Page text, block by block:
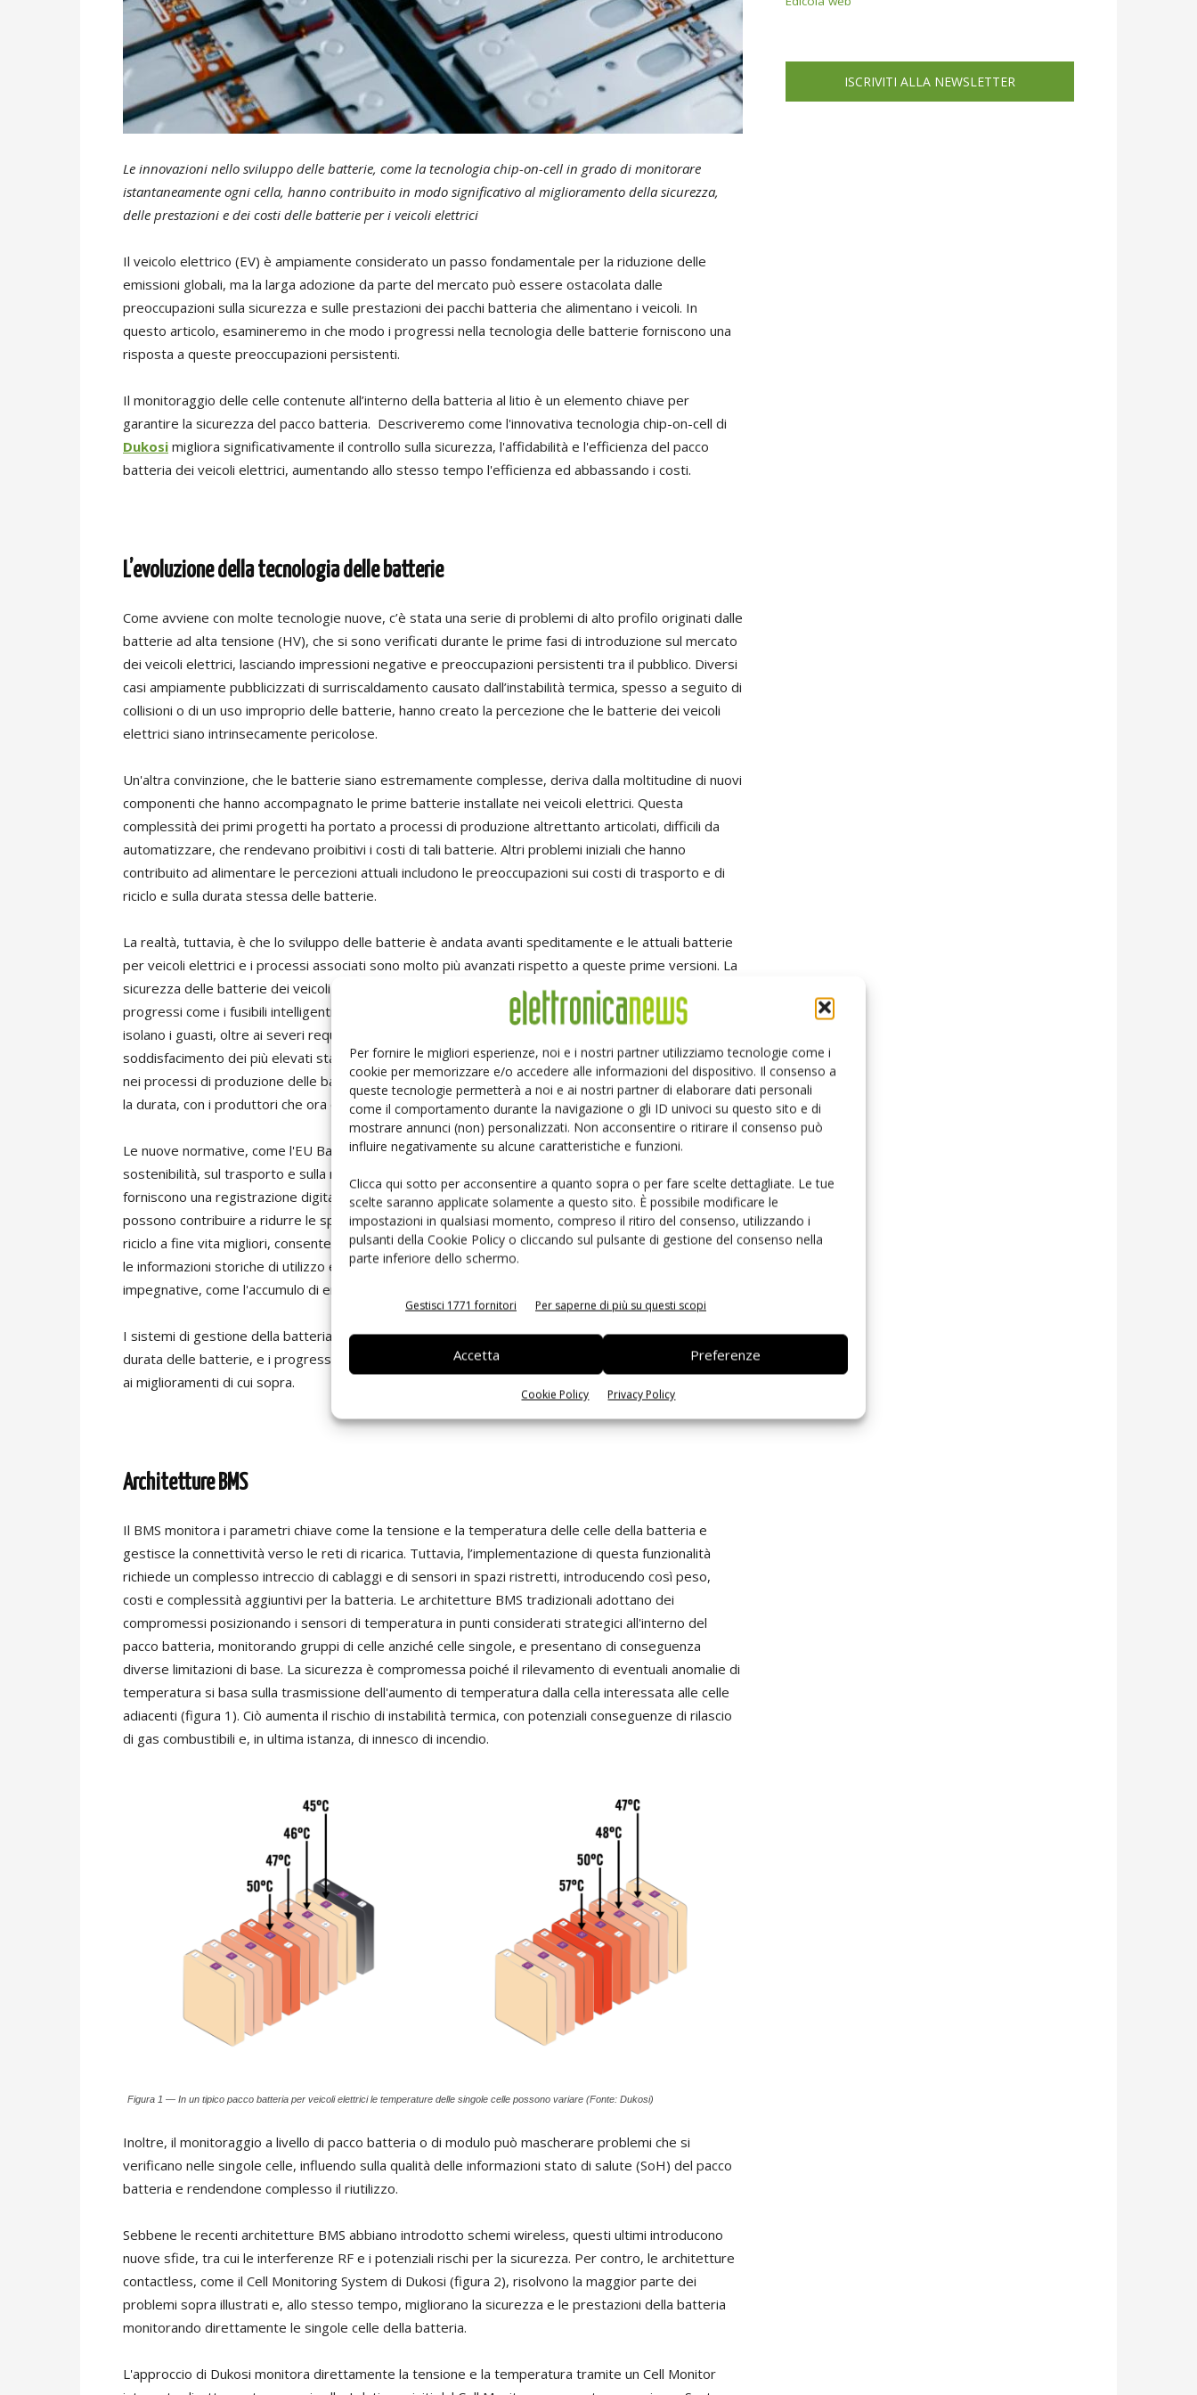
Per fornire le migliori esperienze, noi e i nostri partner utilizziamo tecnologie come i
cookie per memorizzare e/o accedere alle informazioni del dispositivo. Il consenso a
queste tecnologie permetterà a noi e ai nostri partner di elaborare dati personali
come il comportamento durante la navigazione o gli ID univoci su questo sito e di
mostrare annunci (non) personalizzati. Non acconsentire o ritirare il consenso può
influire negativamente su alcune caratteristiche e funzioni.
Clicca qui sotto per acconsentire a quanto sopra o per fare scelte dettagliate. Le tue
scelte saranno applicate solamente a questo sito. È possibile modificare le
impostazioni in qualsiasi momento, compreso il ritiro del consenso, utilizzando i
pulsanti della Cookie Policy o cliccando sul pulsante di gestione del consenso nella
parte inferiore dello schermo.
Gestisci 1771 fornitori Per saperne di più su questi scopi
Accetta Preferenze
Cookie Policy Privacy Policy
Le innovazioni nello sviluppo delle batterie, come la tecnologia chip-on-cell in grado di monitorare
istantaneamente ogni cella, hanno contribuito in modo significativo al miglioramento della sicurezza,
delle prestazioni e dei costi delle batterie per i veicoli elettrici
Il veicolo elettrico (EV) è ampiamente considerato un passo fondamentale per la riduzione delle
emissioni globali, ma la larga adozione da parte del mercato può essere ostacolata dalle
preoccupazioni sulla sicurezza e sulle prestazioni dei pacchi batteria che alimentano i veicoli. In
questo articolo, esamineremo in che modo i progressi nella tecnologia delle batterie forniscono una
risposta a queste preoccupazioni persistenti.
Il monitoraggio delle celle contenute all’interno della batteria al litio è un elemento chiave per
garantire la sicurezza del pacco batteria. Descriveremo come l'innovativa tecnologia chip-on-cell di
Dukosi migliora significativamente il controllo sulla sicurezza, l'affidabilità e l'efficienza del pacco
batteria dei veicoli elettrici, aumentando allo stesso tempo l'efficienza ed abbassando i costi.
L’evoluzione della tecnologia delle batterie
Come avviene con molte tecnologie nuove, c’è stata una serie di problemi di alto profilo originati dalle
batterie ad alta tensione (HV), che si sono verificati durante le prime fasi di introduzione sul mercato
dei veicoli elettrici, lasciando impressioni negative e preoccupazioni persistenti tra il pubblico. Diversi
casi ampiamente pubblicizzati di surriscaldamento causato dall’instabilità termica, spesso a seguito di
collisioni o di un uso improprio delle batterie, hanno creato la percezione che le batterie dei veicoli
elettrici siano intrinsecamente pericolose.
Un'altra convinzione, che le batterie siano estremamente complesse, deriva dalla moltitudine di nuovi
componenti che hanno accompagnato le prime batterie installate nei veicoli elettrici. Questa
complessità dei primi progetti ha portato a processi di produzione altrettanto articolati, difficili da
automatizzare, che rendevano proibitivi i costi di tali batterie. Altri problemi iniziali che hanno
contribuito ad alimentare le percezioni attuali includono le preoccupazioni sui costi di trasporto e di
riciclo e sulla durata stessa delle batterie.
La realtà, tuttavia, è che lo sviluppo delle batterie è andata avanti speditamente e le attuali batterie
per veicoli elettrici e i processi associati sono molto più avanzati rispetto a queste prime versioni. La
sicurezza delle batterie dei veicoli elettrici è migliorata significativamente negli ultimi anni, grazie a
progressi come i fusibili intelligenti, i materiali di rivestimento durevoli e le strutture interne che
isolano i guasti, oltre ai severi requisiti di test e certificazione, che ora garantiscono per i progetti il
soddisfacimento dei più elevati standard di sicurezza. Le innovazioni nella chimica, nelle architetture e
nei processi di produzione delle batterie ne hanno inoltre ridotto complessità e ne hanno aumentato
la durata, con i produttori che ora offrono garanzie sulle batterie da 8 a 10 anni.
Le nuove normative, come l'EU Battery Passport, aiutano a rispondere alle preoccupazioni sulla
sostenibilità, sul trasporto e sulla movimentazione delle batterie. I passaporti delle batterie
forniscono una registrazione digitale della storia e dello stato di salute della batteria (SoH), e
possono contribuire a ridurre le spese assicurative e di trasporto. Essi promuovono inoltre prassi di
riciclo a fine vita migliori, consentendo il riutilizzo e la riduzione dei rifiuti. Gli ingegneri possono usare
le informazioni storiche di utilizzo e sul SoH delle batterie per riutilizzarle per applicazioni meno
impegnative, come l'accumulo di energia dalla rete o da fonti rinnovabili.
I sistemi di gestione della batteria (BMS) svolgono un ruolo chiave per la sicurezza, le prestazioni e la
durata delle batterie, e i progressi nella tecnologia BMS hanno anche contribuito in modo significativo
ai miglioramenti di cui sopra.
Architetture BMS
Il BMS monitora i parametri chiave come la tensione e la temperatura delle celle della batteria e
gestisce la connettività verso le reti di ricarica. Tuttavia, l’implementazione di questa funzionalità
richiede un complesso intreccio di cablaggi e di sensori in spazi ristretti, introducendo così peso,
costi e complessità aggiuntivi per la batteria. Le architetture BMS tradizionali adottano dei
compromessi posizionando i sensori di temperatura in punti considerati strategici all'interno del
pacco batteria, monitorando gruppi di celle anziché celle singole, e presentano di conseguenza
diverse limitazioni di base. La sicurezza è compromessa poiché il rilevamento di eventuali anomalie di
temperatura si basa sulla trasmissione dell'aumento di temperatura dalla cella interessata alle celle
adiacenti (figura 1). Ciò aumenta il rischio di instabilità termica, con potenziali conseguenze di rilascio
di gas combustibili e, in ultima istanza, di innesco di incendio.
Figura 1 — In un tipico pacco batteria per veicoli elettrici le temperature delle singole celle possono variare (Fonte: Dukosi)
Inoltre, il monitoraggio a livello di pacco batteria o di modulo può mascherare problemi che si
verificano nelle singole celle, influendo sulla qualità delle informazioni stato di salute (SoH) del pacco
batteria e rendendone complesso il riutilizzo.
Sebbene le recenti architetture BMS abbiano introdotto schemi wireless, questi ultimi introducono
nuove sfide, tra cui le interferenze RF e i potenziali rischi per la sicurezza. Per contro, le architetture
contactless, come il Cell Monitoring System di Dukosi (figura 2), risolvono la maggior parte dei
problemi sopra illustrati e, allo stesso tempo, migliorano la sicurezza e le prestazioni della batteria
monitorando direttamente le singole celle della batteria.
L'approccio di Dukosi monitora direttamente la tensione e la temperatura tramite un Cell Monitor
ISCRIVITI ALLA NEWSLETTER